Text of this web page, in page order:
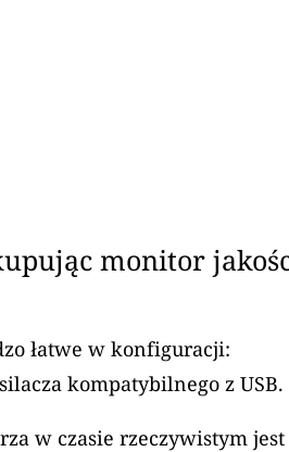
monitor
łatwe w konfiguracji:
kompatybilnego z USB.
w czasie rzeczywistym jest